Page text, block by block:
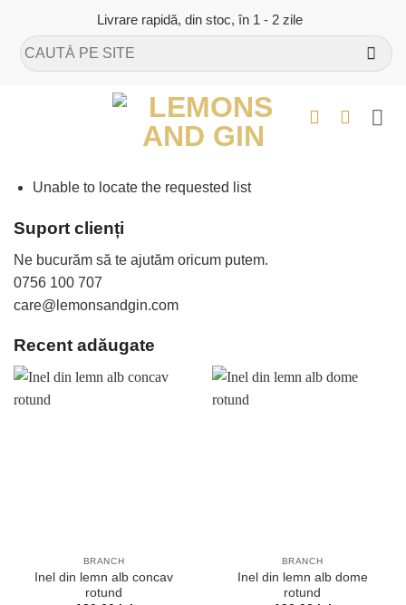
content
Livrare rapidă, din stoc, în 1 - 2 zile
Caută
după:
Unable to locate the requested list
Suport clienți
Ne bucurăm să te ajutăm oricum putem.
0756 100 707
care@lemonsandgin.com
Recent adăugate
BRANCH
Inel din lemn alb concav
rotund
BRANCH
Inel din lemn alb dome
rotund